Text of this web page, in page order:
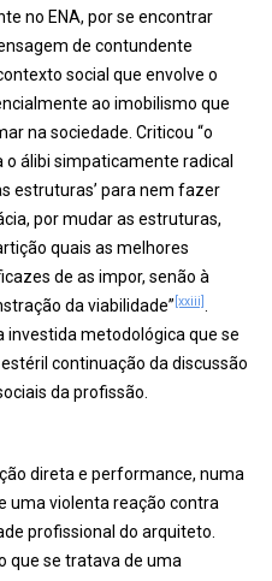
no ENA, por se encontrar
de contundente
social que envolve o
ao imobilismo que
na sociedade. Criticou “o
álibi simpaticamente radical
estruturas’ para nem fazer
por mudar as estruturas,
quais as melhores
de as impor, senão à
da viabilidade” [xxiii]
investida metodológica que se
continuação da discussão
da profissão.
direta e performance, numa
uma violenta reação contra
profissional do arquiteto.
que se tratava de uma